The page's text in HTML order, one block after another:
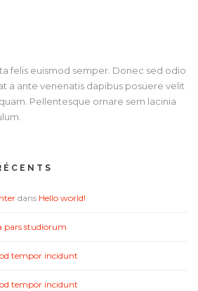
felis euismod semper. Donec sed odio
a ante venenatis dapibus posuere velit
Pellentesque ornare sem lacinia
dans Hello world!
pars studiorum
tempor incidunt
tempor incidunt